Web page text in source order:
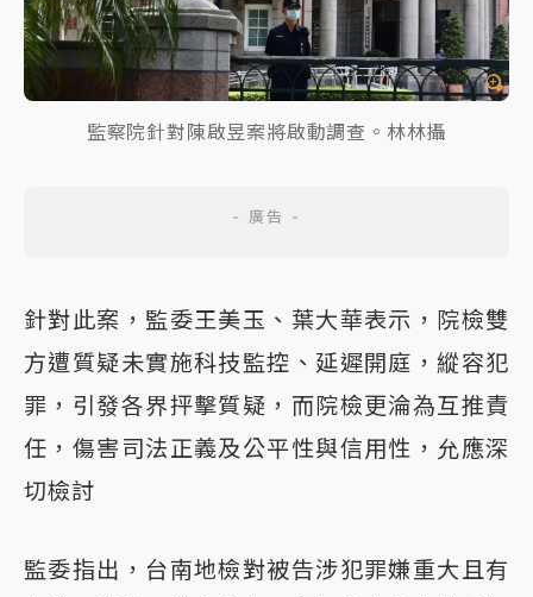
監察院針對陳啟昱案將啟動調查。林林攝
針對此案，監委王美玉、葉大華表示，院檢雙
方遭質疑未實施科技監控、延遲開庭，縱容犯
罪，引發各界抨擊質疑，而院檢更淪為互推責
任，傷害司法正義及公平性與信用性，允應深
切檢討
監委指出，台南地檢對被告涉犯罪嫌重大且有